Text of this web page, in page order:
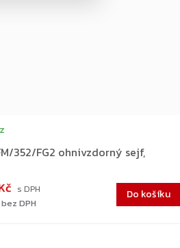
352/FG2 ohnivzdorný sejf,
DPH
Do košíku